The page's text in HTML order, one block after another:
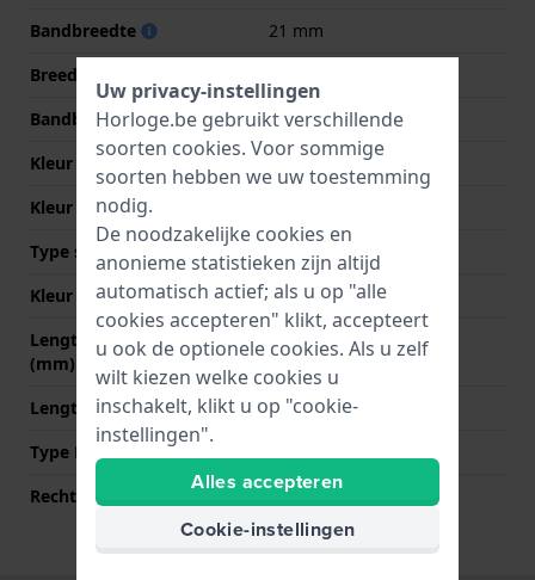
Bandbreedte
21 mm
Breedte bandaanzet
Bandbreedte bij sluiting
19 mm
Kleur Band
Rood
Kleur stiksel
Type sluiting
Kleur sluiting
Zilver
Lengte band op 12 uur
(mm)
75 mm
Lengte band op 6 uur (mm)
120 mm
Type Bevestiging
Rechte aanzet
Nee
Uw privacy-instellingen
Horloge.be gebruikt verschillende
soorten cookies. Voor sommige
soorten hebben we uw toestemming
nodig.
De noodzakelijke cookies en
anonieme statistieken zijn altijd
automatisch actief; als u op "alle
cookies accepteren" klikt, accepteert
u ook de optionele cookies. Als u zelf
wilt kiezen welke cookies u
inschakelt, klikt u op "cookie-
instellingen".
Alles accepteren
Cookie-instellingen